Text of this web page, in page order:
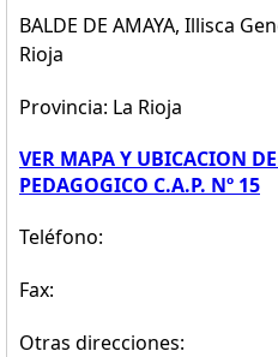
BALDE DE AMAYA, Illisca
Rioja
Provincia: La Rioja
VER MAPA Y UBICACION
PEDAGOGICO C.A.P. Nº 15
Teléfono:
Fax:
Otras direcciones: